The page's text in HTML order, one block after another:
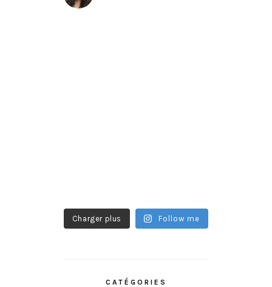
Charger plus Follow me
CATÉGORIES